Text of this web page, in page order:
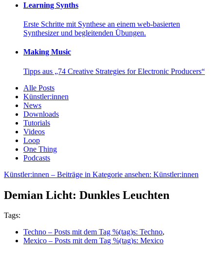
Learning Synths
Erste Schritte mit Synthese an einem web-basierten
Synthesizer und begleitenden Übungen.
Making Music
Tipps aus „74 Creative Strategies for Electronic Producers“
Alle Posts
Künstler:innen
News
Downloads
Tutorials
Videos
Loop
One Thing
Podcasts
Künstler:innen – Beiträge in Kategorie ansehen: Künstler:innen
Demian Licht: Dunkles Leuchten
Tags:
Techno – Posts mit dem Tag %(tag)s: Techno,
Mexico – Posts mit dem Tag %(tag)s: Mexico